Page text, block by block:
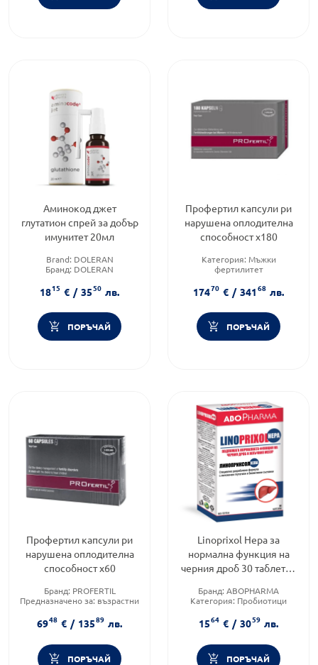
Аминокод джет
глутатион спрей за добър
имунитет 20мл
Brand: DOLERAN
Бранд: DOLERAN
1815 € / 3550 лв.
ПОРЪЧАЙ
Профертил капсули ри
нарушена оплодителна
способност х180
Категория: Мъжки
фертилитет
Форма на продукта:капсули
17470 € / 34168 лв.
ПОРЪЧАЙ
Профертил капсули ри
нарушена оплодителна
способност х60
Бранд: PROFERTIL
Предназначено за: възрастни
6948 € / 13589 лв.
ПОРЪЧАЙ
Linoprixol Hepa за
нормална функция на
черния дроб 30 таблетки
Бранд: ABOPHARMA
Категория: Пробиотици
1564 € / 3059 лв.
ПОРЪЧАЙ